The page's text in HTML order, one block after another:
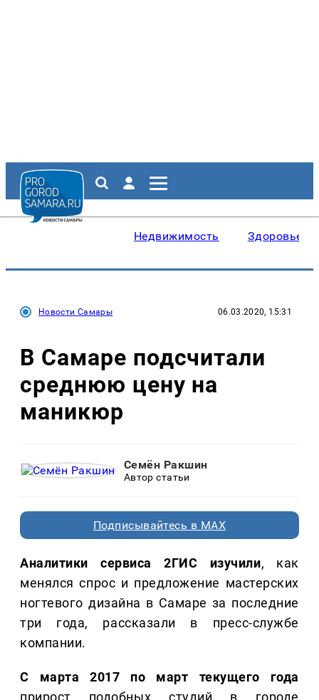
Недвижимость Здоровье
Новости Самары 06.03.2020, 15:31
В Самаре подсчитали
среднюю цену на
маникюр
Семён Ракшин
Автор статьи
Подписывайтесь в MAX
Аналитики сервиса 2ГИС изучили, как
менялся спрос и предложение мастерских
ногтевого дизайна в Самаре за последние
три года, рассказали в пресс-службе
компании.
С марта 2017 по март текущего года
прирост подобных студий в городе